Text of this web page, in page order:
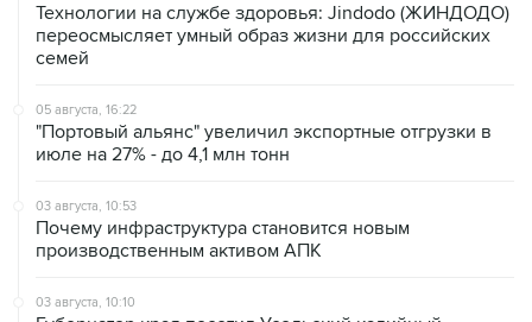
Технологии на службе здоровья: Jindodo (ЖИНДОДО)
переосмысляет умный образ жизни для российских
семей
05 августа, 16:22
"Портовый альянс" увеличил экспортные отгрузки в
июле на 27% - до 4,1 млн тонн
03 августа, 10:53
Почему инфраструктура становится новым
производственным активом АПК
03 августа, 10:10